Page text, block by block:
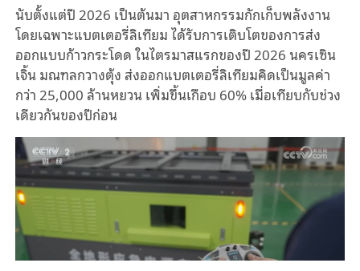
นับตั้งแต่ปี 2026 เป็นต้นมา อุตสาหกรรมกักเก็บพลังงาน
โดยเฉพาะแบตเตอรี่ลิเทียม ได้รับการเติบโตของการส่ง
ออกแบบก้าวกระโดด ในไตรมาสแรกของปี 2026 นครเซิน
เจิ้น มณฑลกวางตุ้ง ส่งออกแบตเตอรี่ลิเทียมคิดเป็นมูลค่า
กว่า 25,000 ล้านหยวน เพิ่มขึ้นเกือบ 60% เมื่อเทียบกับช่วง
เดียวกันของปีก่อน